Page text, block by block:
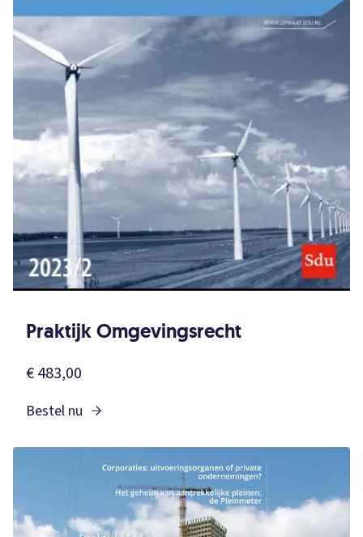
Praktijk Omgevingsrecht
€ 483,00
Bestel nu